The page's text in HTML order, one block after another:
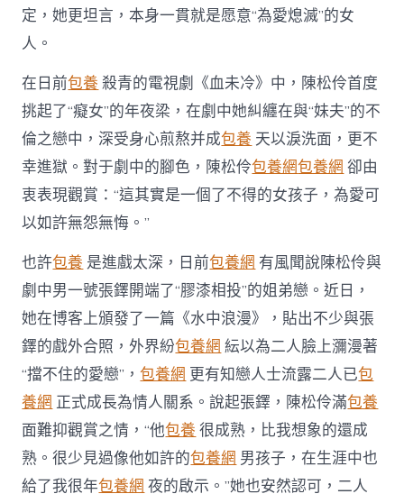
定，她更坦言，本身一貫就是愿意“為愛熄滅”的女
人。
在日前包養 殺青的電視劇《血未冷》中，陳松伶首度
挑起了“癡女”的年夜梁，在劇中她糾纏在與“妹夫”的不
倫之戀中，深受身心煎熬并成包養 天以淚洗面，更不
幸進獄。對于劇中的腳色，陳松伶包養網包養網 卻由
衷表現觀賞：“這其實是一個了不得的女孩子，為愛可
以如許無怨無悔。”
也許包養 是進戲太深，日前包養網 有風聞說陳松伶與
劇中男一號張鐸開端了“膠漆相投”的姐弟戀。近日，
她在博客上頒發了一篇《水中浪漫》，貼出不少與張
鐸的戲外合照，外界紛包養網 紜以為二人臉上瀰漫著
“擋不住的愛戀”，包養網 更有知戀人士流露二人已包
養網 正式成長為情人關系。說起張鐸，陳松伶滿包養
面難抑觀賞之情，“他包養 很成熟，比我想象的還成
熟。很少見過像他如許的包養網 男孩子，在生涯中也
給了我很年包養網 夜的啟示。”她也安然認可，二人